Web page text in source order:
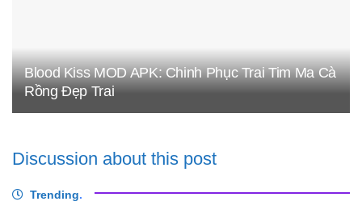
Blood Kiss MOD APK: Chinh Phục Trai Tim Ma Cà
Rồng Đẹp Trai
Discussion about this post
Trending.